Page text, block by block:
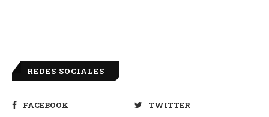
REDES SOCIALES
FACEBOOK
TWITTER